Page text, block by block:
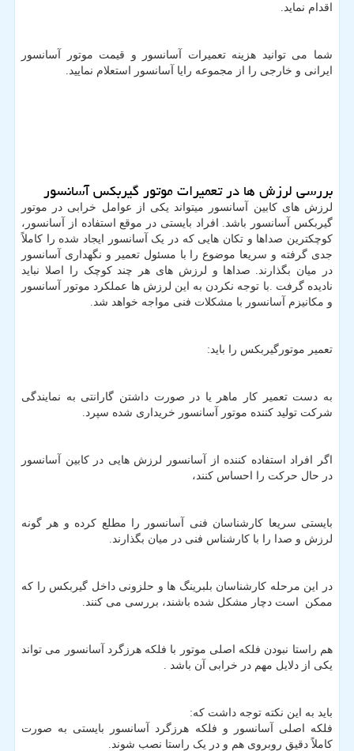
اقدام نماید.
شما می توانید هزینه تعمیرات آسانسور و قیمت موتور آسانسور
ایرانی و خارجی را از مجموعه رایا آسانسور استعلام نمایید.
بررسی لرزش ها در تعمیرات موتور گیربکس آسانسور
لرزش های کابین آسانسور میتواند یکی از عوامل خرابی در موتور
گیربکس آسانسور باشد. افراد بایستی در موقع استفاده از آسانسور،
کوچکترین صداها و تکان هایی که در یک آسانسور ایجاد شده را کاملاً
جدی گرفته و سریعا موضوع را با مسئول تعمیر و نگهداری آسانسور
در میان بگذارند. صداها و لرزش های هر چند کوچک را اصلا نباید
نادیده گرفت .با توجه نکردن به این لرزش ها عملکرد موتور آسانسور
و مکانیزم آسانسور با مشکلات فنی مواجه خواهد شد.
تعمیر موتورگیربکس را باید:
به دست تعمیر کار ماهر یا در صورت داشتن گارانتی به نمایندگی
شرکت تولید کننده موتور آسانسور خریداری شده سپرد.
اگر افراد استفاده کننده از آسانسور لرزش هایی در کابین آسانسور
در حال حرکت را احساس کنند،
بایستی سریعا کارشناسان فنی آسانسور را مطلع کرده و هر گونه
لرزش و صدا را با کارشناس فنی در میان بگذارند.
در این مرحله کارشناسان بلبرینگ ها و حلزونی داخل گیربکس را که
ممکن است دچار مشکل شده باشند، بررسی می کنند.
هم راستا نبودن فلکه اصلی موتور با فلکه هرزگرد آسانسور می تواند
یکی از دلایل مهم در خرابی آن باشد .
باید به این نکته توجه داشت که:
فلکه اصلی آسانسور و فلکه هرزگرد آسانسور بایستی به صورت
کاملاً دقیق روبروی هم و در یک راستا نصب شوند.